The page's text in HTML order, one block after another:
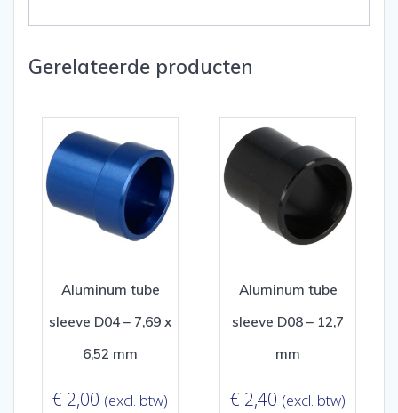
Gerelateerde producten
Aluminum tube
sleeve D04 – 7,69 x
6,52 mm
€ 2,00 (excl. btw)
Aluminum tube
sleeve D08 – 12,7
mm
€ 2,40 (excl. btw)